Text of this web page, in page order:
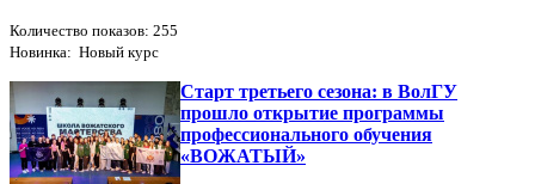
Количество показов: 255
Новинка: Новый курс
Старт третьего сезона: в ВолГУ
прошло открытие программы
профессионального обучения
«ВОЖАТЫЙ»